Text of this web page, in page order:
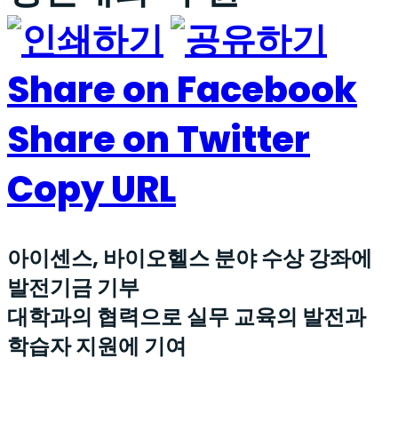
Share on Facebook
Share on Twitter
Copy URL
아이센스, 바이오헬스 분야 수상 강좌에
발전기금 기부
대학과의 협력으로 실무 교육의 발전과
학습자 지원에 기여